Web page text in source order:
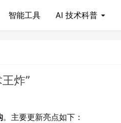
智能工具 AI 技术科普
炸”
。主要更新亮点如下：